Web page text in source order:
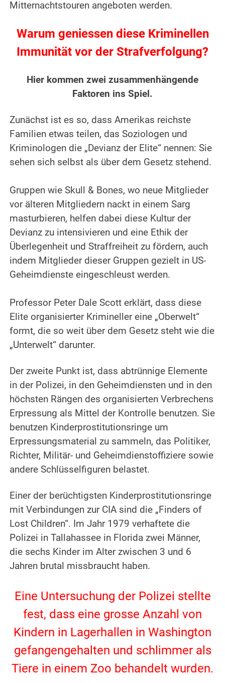
Mitternachtstouren angeboten werden.
Warum geniessen diese Kriminellen
Immunität vor der Strafverfolgung?
Hier kommen zwei zusammenhängende
Faktoren ins Spiel.
Zunächst ist es so, dass Amerikas reichste
Familien etwas teilen, das Soziologen und
Kriminologen die „Devianz der Elite“ nennen: Sie
sehen sich selbst als über dem Gesetz stehend.
Gruppen wie Skull & Bones, wo neue Mitglieder
vor älteren Mitgliedern nackt in einem Sarg
masturbieren, helfen dabei diese Kultur der
Devianz zu intensivieren und eine Ethik der
Überlegenheit und Straffreiheit zu fördern, auch
indem Mitglieder dieser Gruppen gezielt in US-
Geheimdienste eingeschleust werden.
Professor Peter Dale Scott erklärt, dass diese
Elite organisierter Krimineller eine „Oberwelt“
formt, die so weit über dem Gesetz steht wie die
„Unterwelt“ darunter.
Der zweite Punkt ist, dass abtrünnige Elemente
in der Polizei, in den Geheimdiensten und in den
höchsten Rängen des organisierten Verbrechens
Erpressung als Mittel der Kontrolle benutzen. Sie
benutzen Kinderprostitutionsringe um
Erpressungsmaterial zu sammeln, das Politiker,
Richter, Militär- und Geheimdienstoffiziere sowie
andere Schlüsselfiguren belastet.
Einer der berüchtigsten Kinderprostitutionsringe
mit Verbindungen zur CIA sind die „Finders of
Lost Children“. Im Jahr 1979 verhaftete die
Polizei in Tallahassee in Florida zwei Männer,
die sechs Kinder im Alter zwischen 3 und 6
Jahren brutal missbraucht haben.
Eine Untersuchung der Polizei stellte
fest, dass eine grosse Anzahl von
Kindern in Lagerhallen in Washington
gefangengehalten und schlimmer als
Tiere in einem Zoo behandelt wurden.